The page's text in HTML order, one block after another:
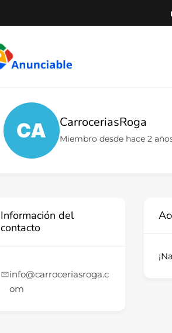
CarroceriasRoga
Miembro desde hace 2
Información del
contacto
info@carroceriasroga.c
om